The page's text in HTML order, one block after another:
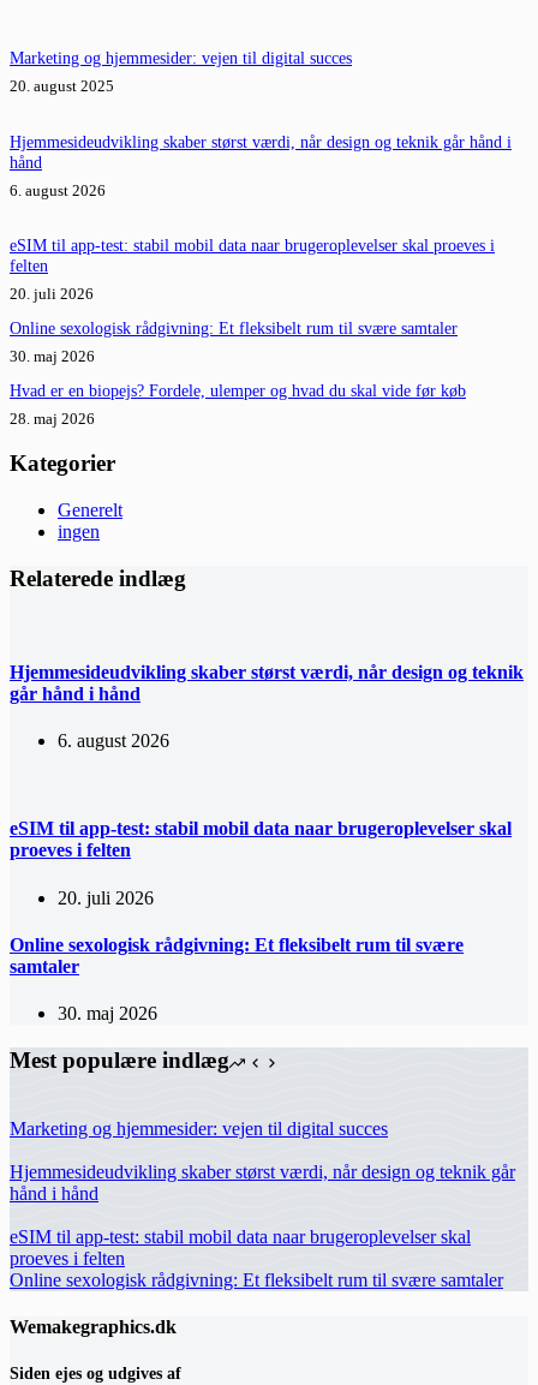
Marketing og hjemmesider: vejen til digital succes
20. august 2025
Hjemmesideudvikling skaber størst værdi, når design og teknik går hånd i
hånd
6. august 2026
eSIM til app-test: stabil mobil data naar brugeroplevelser skal proeves i
felten
20. juli 2026
Online sexologisk rådgivning: Et fleksibelt rum til svære samtaler
30. maj 2026
Hvad er en biopejs? Fordele, ulemper og hvad du skal vide før køb
28. maj 2026
Kategorier
Generelt
ingen
Relaterede indlæg
Hjemmesideudvikling skaber størst værdi, når design og teknik
går hånd i hånd
6. august 2026
eSIM til app-test: stabil mobil data naar brugeroplevelser skal
proeves i felten
20. juli 2026
Online sexologisk rådgivning: Et fleksibelt rum til svære
samtaler
30. maj 2026
Mest populære indlæg
Marketing og hjemmesider: vejen til digital succes
Hjemmesideudvikling skaber størst værdi, når design og teknik går
hånd i hånd
eSIM til app-test: stabil mobil data naar brugeroplevelser skal
proeves i felten
Online sexologisk rådgivning: Et fleksibelt rum til svære samtaler
Wemakegraphics.dk
Siden ejes og udgives af